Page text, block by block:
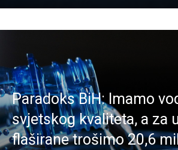
Paradoks BiH: Imamo
svjetskog kvaliteta, a za
flaširane trošimo 20,6